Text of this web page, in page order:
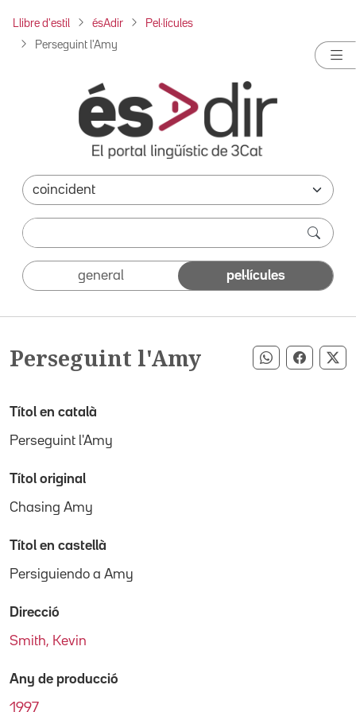
Llibre d'estil ésAdir Pel·lícules
Perseguint l'Amy
general pel·lícules
Perseguint l'Amy Compartir
Títol en català
Perseguint l'Amy
Títol original
Chasing Amy
Títol en castellà
Persiguiendo a Amy
Direcció
Smith, Kevin
Any de producció
1997